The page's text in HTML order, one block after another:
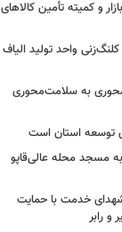
و کمیته تأمین کالاهای
واحد تولید الیاف
به سلامت‌محوری
توسعه استان است
مسجد محله عالی‌قاپو
خدمت با حمایت
رابر